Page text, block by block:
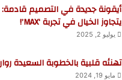
أيقونة جديدة في التصميم
يتجاوز الخيال في تجربة ‘MAX’!
يوليو 2, 2025
تهنئه قلبية بالخطوبة السعيدة
مايو 19, 2024